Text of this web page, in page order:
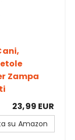
Zampa
23,99 EUR
su Amazon